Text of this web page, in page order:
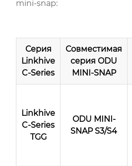
mini-snap:
Серия
Linkhive
C-Series
Совместимая
серия ODU
MINI-SNAP
Linkhive
C-Series
TGG
ODU MINI-
SNAP S3/S4